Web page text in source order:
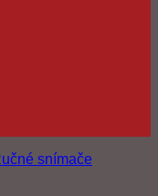
snímače